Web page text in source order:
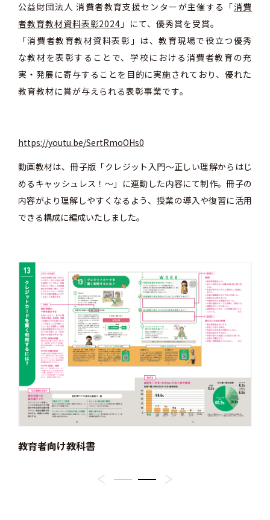
公益財団法人 消費者教育支援センターが主催する「消費
者教育教材資料表彰2024 」にて、優秀賞を受賞。
「消費者教育教材資料表彰」は、教育現場で役立つ優秀
な教材を表彰することで、学校における消費者教育の充
実・発展に寄与することを目的に実施されており、優れた
教育教材に賞が与えられる表彰事業です。
https://youtu.be/SertRmoOHs0
動画教材は、冊子版「クレジット入門～正しい理解からはじ
めるキャッシュレス！～」に連動した内容にて制作。冊子の
内容がより理解しやすくなるよう、授業の導入や復習に活用
できる構成に編成いたしました。
教育者向け教科書